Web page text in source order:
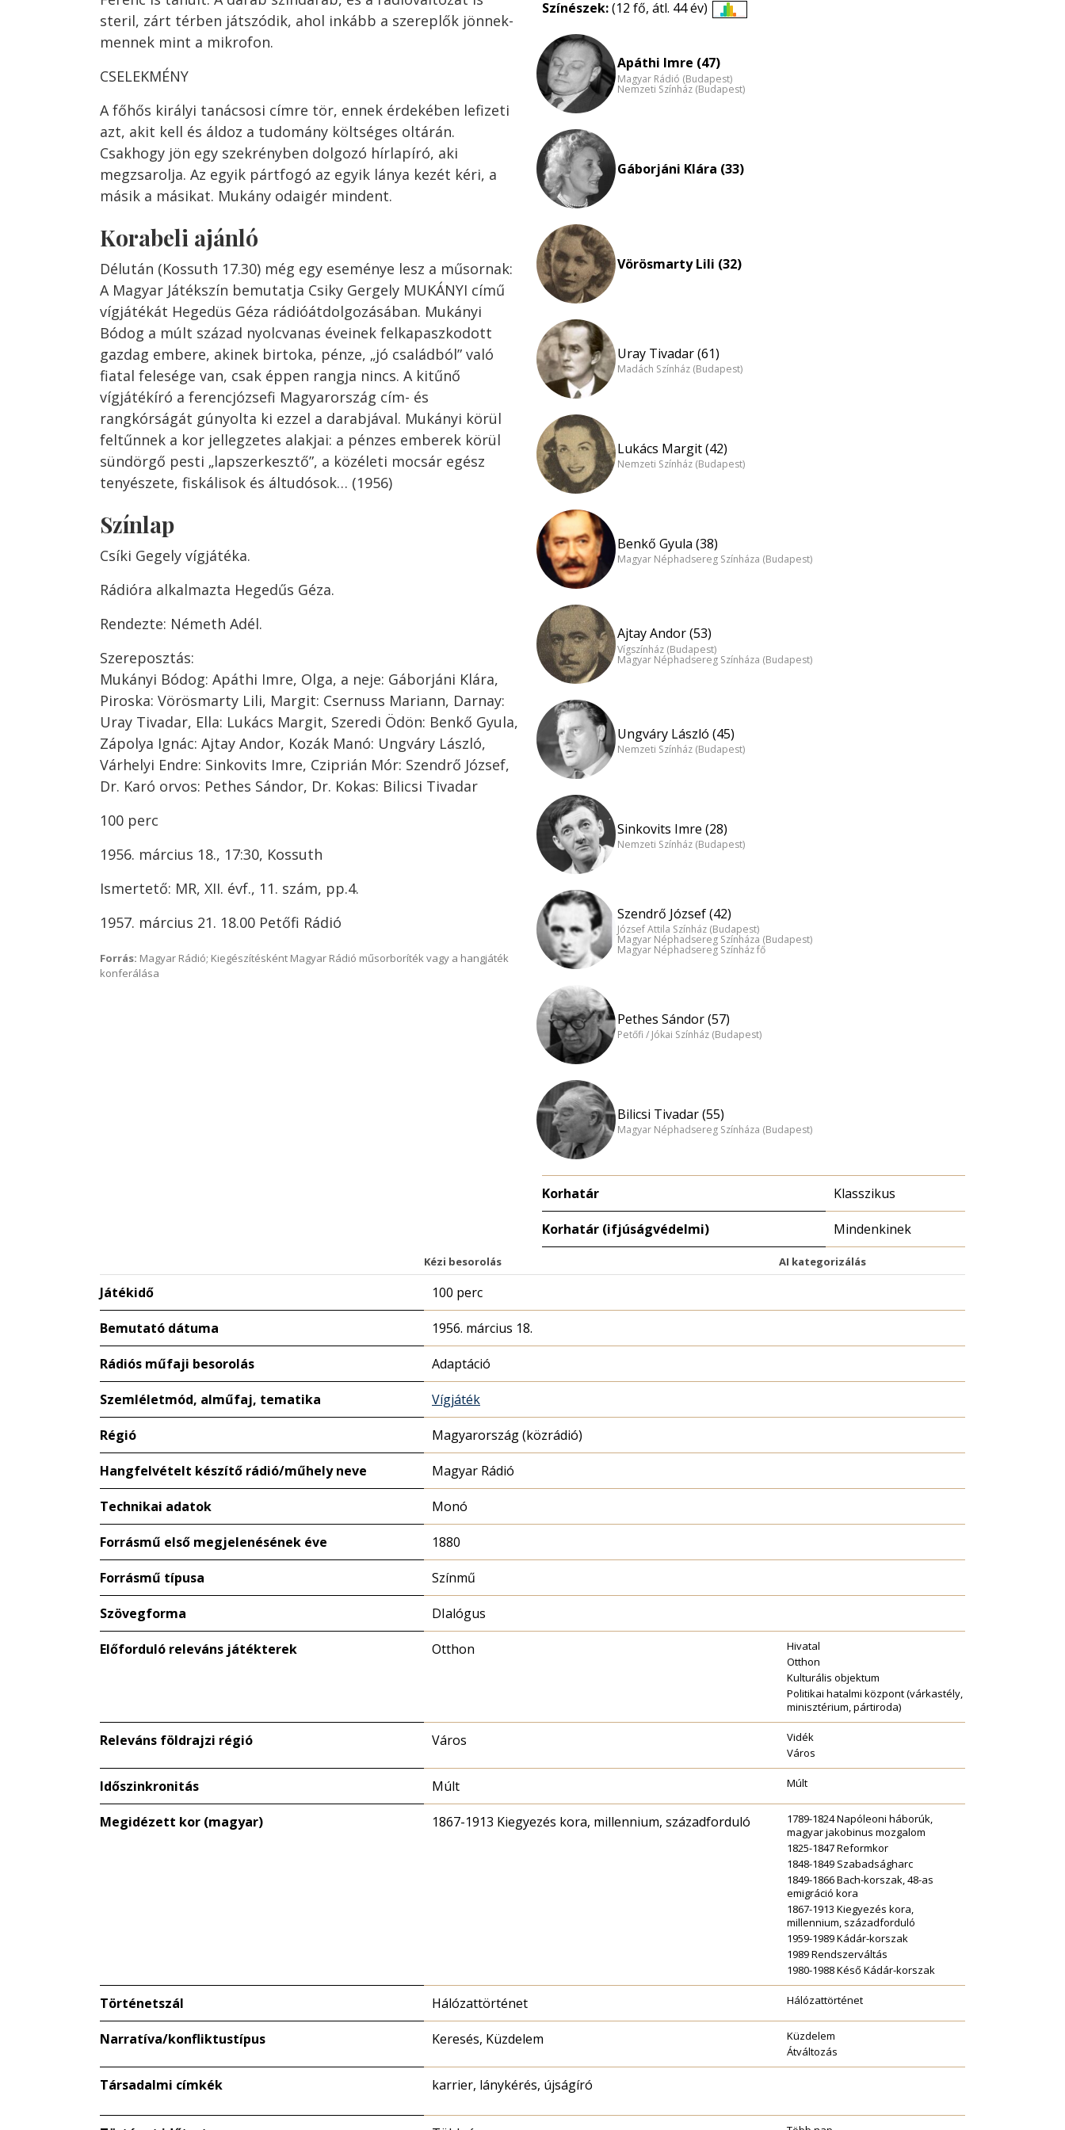
steril, zárt térben játszódik, ahol inkább a szereplők jönnek-
mennek mint a mikrofon.
CSELEKMÉNY
A főhős királyi tanácsosi címre tör, ennek érdekében lefizeti
azt, akit kell és áldoz a tudomány költséges oltárán.
Csakhogy jön egy szekrényben dolgozó hírlapíró, aki
megzsarolja. Az egyik pártfogó az egyik lánya kezét kéri, a
másik a másikat. Mukány odaigér mindent.
Korabeli ajánló
Délután (Kossuth 17.30) még egy eseménye lesz a műsornak:
A Magyar Játékszín bemutatja Csiky Gergely MUKÁNYI című
vígjátékát Hegedüs Géza rádióátdolgozásában. Mukányi
Bódog a múlt század nyolcvanas éveinek felkapaszkodott
gazdag embere, akinek birtoka, pénze, „jó családból” való
fiatal felesége van, csak éppen rangja nincs. A kitűnő
vígjátékíró a ferencjózsefi Magyarország cím- és
rangkórságát gúnyolta ki ezzel a darabjával. Mukányi körül
feltűnnek a kor jellegzetes alakjai: a pénzes emberek körül
sündörgő pesti „lapszerkesztő”, a közéleti mocsár egész
tenyészete, fiskálisok és áltudósok… (1956)
Színlap
Csíki Gegely vígjátéka.
Rádióra alkalmazta Hegedűs Géza.
Rendezte: Németh Adél.
Szereposztás:
Mukányi Bódog: Apáthi Imre, Olga, a neje: Gáborjáni Klára,
Piroska: Vörösmarty Lili, Margit: Csernuss Mariann, Darnay:
Uray Tivadar, Ella: Lukács Margit, Szeredi Ödön: Benkő Gyula,
Zápolya Ignác: Ajtay Andor, Kozák Manó: Ungváry László,
Várhelyi Endre: Sinkovits Imre, Cziprián Mór: Szendrő József,
Dr. Karó orvos: Pethes Sándor, Dr. Kokas: Bilicsi Tivadar
100 perc
1956. március 18., 17:30, Kossuth
Ismertető: MR, XII. évf., 11. szám, pp.4.
1957. március 21. 18.00 Petőfi Rádió
Forrás: Magyar Rádió; Kiegészítésként Magyar Rádió műsorboríték vagy a hangjáték
konferálása
Színészek:(12 fő, átl. 44 év)
Apáthi Imre (47)
Magyar Rádió (Budapest)
Nemzeti Színház (Budapest)
Gáborjáni Klára (33)
Vörösmarty Lili (32)
Uray Tivadar (61)
Madách Színház (Budapest)
Lukács Margit (42)
Nemzeti Színház (Budapest)
Benkő Gyula (38)
Magyar Néphadsereg Színháza (Budapest)
Ajtay Andor (53)
Vígszínház (Budapest)
Magyar Néphadsereg Színháza (Budapest)
Ungváry László (45)
Nemzeti Színház (Budapest)
Sinkovits Imre (28)
Nemzeti Színház (Budapest)
Szendrő József (42)
József Attila Színház (Budapest)
Magyar Néphadsereg Színháza (Budapest)
Magyar Néphadsereg Színház fő
Pethes Sándor (57)
Petőfi / Jókai Színház (Budapest)
Bilicsi Tivadar (55)
Magyar Néphadsereg Színháza (Budapest)
Korhatár Klasszikus
Korhatár (ifjúságvédelmi) Mindenkinek
Kézi besorolás AI kategorizálás
Játékidő 100 perc
Bemutató dátuma 1956. március 18.
Rádiós műfaji besorolás Adaptáció
Szemléletmód, alműfaj, tematika Vígjáték
Régió Magyarország (közrádió)
Hangfelvételt készítő rádió/műhely neve Magyar Rádió
Technikai adatok Monó
Forrásmű első megjelenésének éve 1880
Forrásmű típusa Színmű
Szövegforma DIalógus
Előforduló releváns játékterek Otthon
Hivatal
Otthon
Kulturális objektum
Politikai hatalmi központ (várkastély,
minisztérium, pártiroda)
Releváns földrajzi régió Város
Vidék
Város
Időszinkronitás Múlt Múlt
Megidézett kor (magyar) 1867-1913 Kiegyezés kora, millennium, századforduló
1789-1824 Napóleoni háborúk,
magyar jakobinus mozgalom
1825-1847 Reformkor
1848-1849 Szabadságharc
1849-1866 Bach-korszak, 48-as
emigráció kora
1867-1913 Kiegyezés kora,
millennium, századforduló
1959-1989 Kádár-korszak
1989 Rendszerváltás
1980-1988 Késő Kádár-korszak
Történetszál Hálózattörténet Hálózattörténet
Narratíva/konfliktustípus Keresés, Küzdelem
Küzdelem
Átváltozás
Társadalmi címkék karrier, lánykérés, újságíró